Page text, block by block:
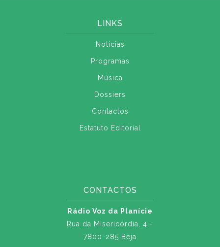
LINKS
Notícias
Programas
Música
Dossiers
Contactos
Estatuto Editorial
CONTACTOS
Rádio Voz da Planície
Rua da Misericórdia, 4 -
7800-285 Beja